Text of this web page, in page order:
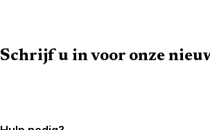
Schrijf u in voor onze